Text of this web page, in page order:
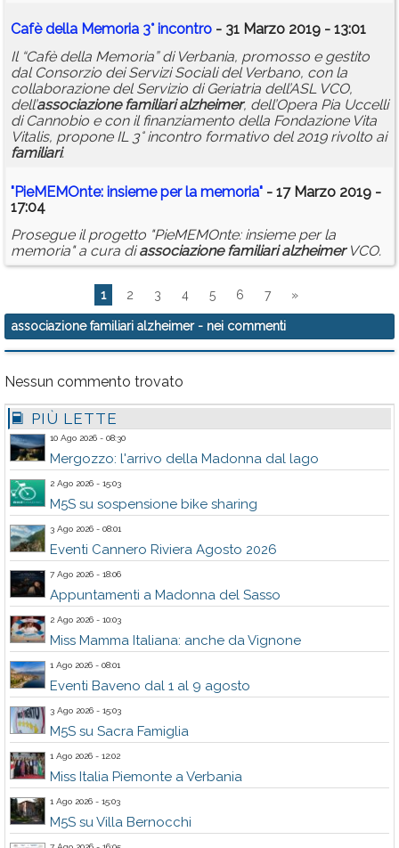
Cafè della Memoria 3° incontro - 31 Marzo 2019 - 13:01
Il “Cafè della Memoria” di Verbania, promosso e gestito
dal Consorzio dei Servizi Sociali del Verbano, con la
collaborazione del Servizio di Geriatria dell’ASL VCO,
dell’associazione familiari alzheimer, dell’Opera Pia Uccelli
di Cannobio e con il finanziamento della Fondazione Vita
Vitalis, propone IL 3° incontro formativo del 2019 rivolto ai
familiari.
"PieMEMOnte: insieme per la memoria" - 17 Marzo 2019 -
17:04
Prosegue il progetto "PieMEMOnte: insieme per la
memoria" a cura diassociazione familiari alzheimerVCO.
1 2 3 4 5 6 7 »
associazione familiari alzheimer- nei commenti
Nessun commento trovato
PIÙ LETTE
10 Ago 2026 - 08:30
Mergozzo: l'arrivo della Madonna dal lago
2 Ago 2026 - 15:03
M5S su sospensione bike sharing
3 Ago 2026 - 08:01
Eventi Cannero Riviera Agosto 2026
7 Ago 2026 - 18:06
Appuntamenti a Madonna del Sasso
2 Ago 2026 - 10:03
Miss Mamma Italiana: anche da Vignone
1 Ago 2026 - 08:01
Eventi Baveno dal 1 al 9 agosto
3 Ago 2026 - 15:03
M5S su Sacra Famiglia
1 Ago 2026 - 12:02
Miss Italia Piemonte a Verbania
1 Ago 2026 - 15:03
M5S su Villa Bernocchi